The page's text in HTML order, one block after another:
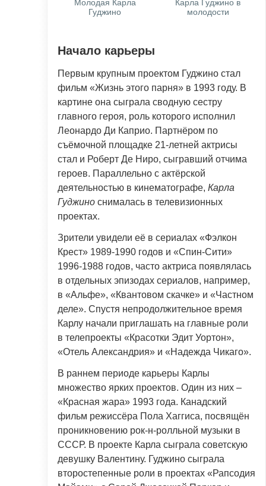
Молодая Карла
Гуджино
Карла Гуджино в
молодости
Начало карьеры
Первым крупным проектом Гуджино стал
фильм «Жизнь этого парня» в 1993 году. В
картине она сыграла сводную сестру
главного героя, роль которого исполнил
Леонардо Ди Каприо. Партнёром по
съёмочной площадке 21-летней актрисы
стал и Роберт Де Ниро, сыгравший отчима
героев. Параллельно с актёрской
деятельностью в кинематографе, Карла
Гуджино снималась в телевизионных
проектах.
Зрители увидели её в сериалах «Фэлкон
Крест» 1989-1990 годов и «Спин-Сити»
1996-1988 годов, часто актриса появлялась
в отдельных эпизодах сериалов, например,
в «Альфе», «Квантовом скачке» и «Частном
деле». Спустя непродолжительное время
Карлу начали приглашать на главные роли
в телепроекты «Красотки Эдит Уортон»,
«Отель Александрия» и «Надежда Чикаго».
В раннем периоде карьеры Карлы
множество ярких проектов. Один из них –
«Красная жара» 1993 года. Канадский
фильм режиссёра Пола Хаггиса, посвящён
проникновению рок-н-ролльной музыки в
СССР. В проекте Карла сыграла советскую
девушку Валентину. Гуджино сыграла
второстепенные роли в проектах «Рапсодия